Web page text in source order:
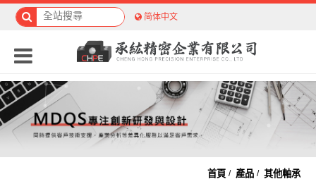
简体中文
首頁 產品 其他軸承